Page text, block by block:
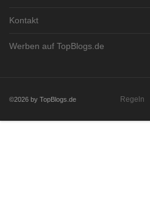
Kontakt
Werben auf TopBlogs.de
©2026 by TopBlogs.de Regeln